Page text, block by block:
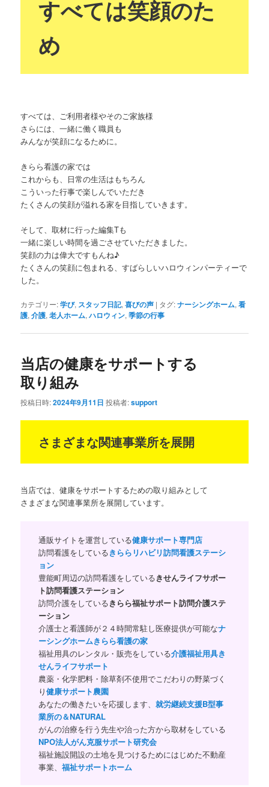
すべては笑顔のた
め
すべては、ご利用者様やそのご家族様
さらには、一緒に働く職員も
みんなが笑顔になるために。
きらら看護の家では
これからも、日常の生活はもちろん
こういった行事で楽しんでいただき
たくさんの笑顔が溢れる家を目指していきます。
そして、取材に行った編集Tも
一緒に楽しい時間を過ごさせていただきました。
笑顔の力は偉大ですもんね♪
たくさんの笑顔に包まれる、すばらしいハロウィンパーティーで
した。
カテゴリー:学び, スタッフ日記,喜びの声 | タグ:ナーシングホーム,看
護,介護,老人ホーム,ハロウィン,季節の行事
当店の健康をサポートする
取り組み
投稿日時:2024年9月11日 投稿者:support
さまざまな関連事業所を展開
当店では、健康をサポートするための取り組みとして
さまざまな関連事業所を展開しています。
通販サイトを運営している健康サポート専門店
訪問看護をしているきららリハビリ訪問看護ステーシ
ョン
豊能町周辺の訪問看護をしているきせんライフサポー
ト訪問看護ステーション
訪問介護をしているきらら福祉サポート訪問介護ステ
ーション
介護士と看護師が２４時間常駐し医療提供が可能なナ
ーシングホームきらら看護の家
福祉用具のレンタル・販売をしている介護福祉用具き
せんライフサポート
農薬・化学肥料・除草剤不使用でこだわりの野菜づく
り健康サポート農園
あなたの働きたいを応援します、就労継続支援B型事
業所の＆NATURAL
がんの治療を行う先生や治った方から取材をしている
NPO法人がん克服サポート研究会
福祉施設開設の土地を見つけるためにはじめた不動産
事業、福祉サポートホーム